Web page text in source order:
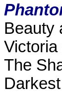
Beauty
Victoria
The